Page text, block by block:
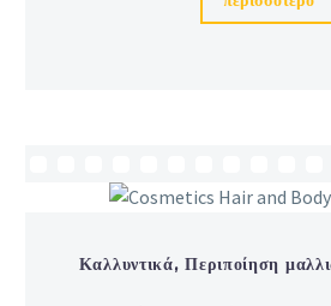
Καλλυντικά, Περιποίηση